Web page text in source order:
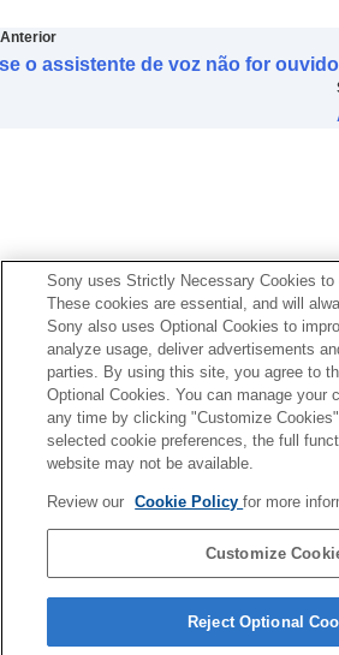
Anterior
o assistente de voz não for
Página de seleção de idioma
4-730-255-66(1)
Sony uses Strictly Necessary Cookies to
These cookies are essential, and will
Sony also uses Optional Cookies to
analyze usage, deliver advertisements
parties. By using this site, you agree to
Optional Cookies. You can manage your
any time by clicking "Customize
selected cookie preferences, the full
website may not be available.
Review our Cookie Policyfor more
Customize
Reject Optional